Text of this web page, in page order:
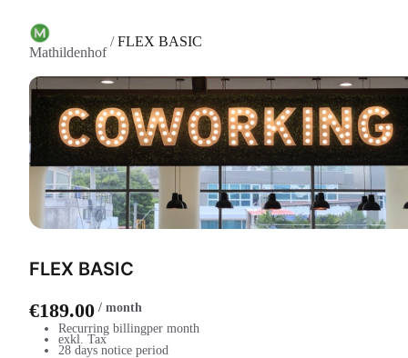
Mathildenhof
/FLEX BASIC
FLEX BASIC
€189.00 / month
Recurring billingper month
exkl. Tax
28 days notice period